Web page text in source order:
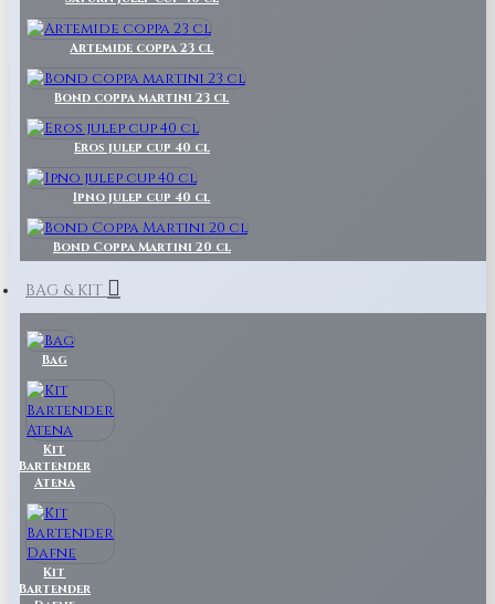
Artemide coppa 23 cl
Bond coppa martini 23 cl
Eros julep cup 40 cl
Ipno julep cup 40 cl
Bond Coppa Martini 20 cl
BAG & KIT
Bag
Kit
Bartender
Atena
Kit
Bartender